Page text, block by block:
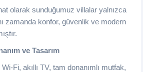
olarak sunduğumuz villalar yalnızca
zamanda konfor, güvenlik ve modern
ve Tasarım
Fi, akıllı TV, tam donanımlı mutfak,